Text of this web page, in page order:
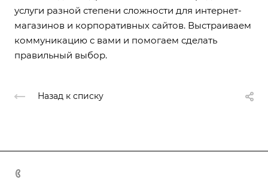
услуги разной степени сложности для интернет-
магазинов и корпоративных сайтов. Выстраиваем
коммуникацию с вами и помогаем сделать
правильный выбор.
Назад к списку